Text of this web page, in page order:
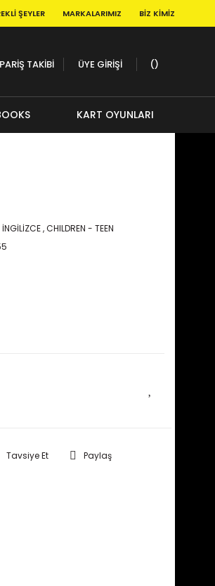
ŞEYLER MARKALARIMIZ BIZ KIMIZ
TAKİBİ ÜYE GİRİŞİ
KART OYUNLARI
,CHILDREN - TEEN
Tavsiye Et Paylaş